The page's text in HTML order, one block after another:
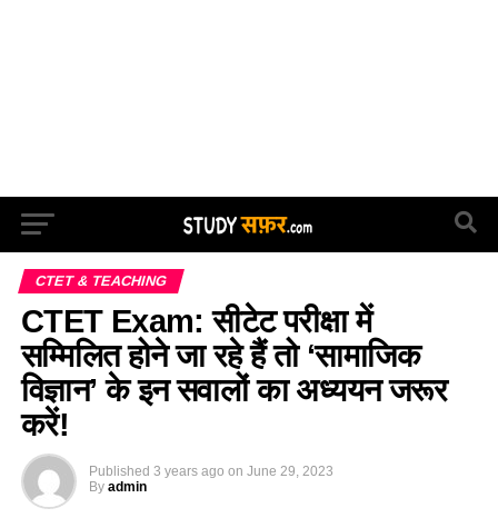
CTET & TEACHING
CTET Exam: सीटेट परीक्षा में
सम्मिलित होने जा रहे हैं तो ‘सामाजिक
विज्ञान’ के इन सवालों का अध्ययन जरूर
करें!
Published 3 years ago on June 29, 2023
By admin